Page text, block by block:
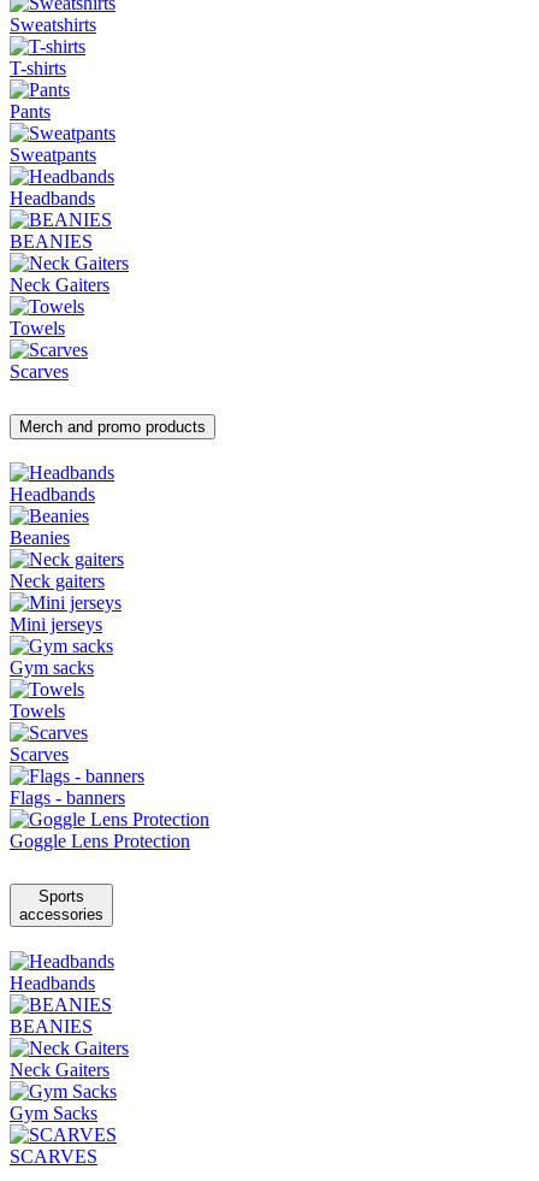
Sweatshirts
T-shirts
Pants
Sweatpants
Headbands
BEANIES
Neck Gaiters
Towels
Scarves
Merch and promo products
Headbands
Beanies
Neck gaiters
Mini jerseys
Gym sacks
Towels
Scarves
Flags - banners
Goggle Lens Protection
Sports
accessories
Headbands
BEANIES
Neck Gaiters
Gym Sacks
SCARVES